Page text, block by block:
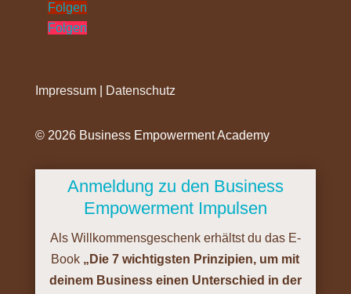
Folgen
Folgen
Impressum| Datenschutz
©️ 2026 Business Empowerment Academy
Anmeldung zu den Business
Empowerment Impulsen
Als Willkommensgeschenk erhältst du das E-
Book „Die 7 wichtigsten Prinzipien, um mit
deinem Business einen Unterschied in der